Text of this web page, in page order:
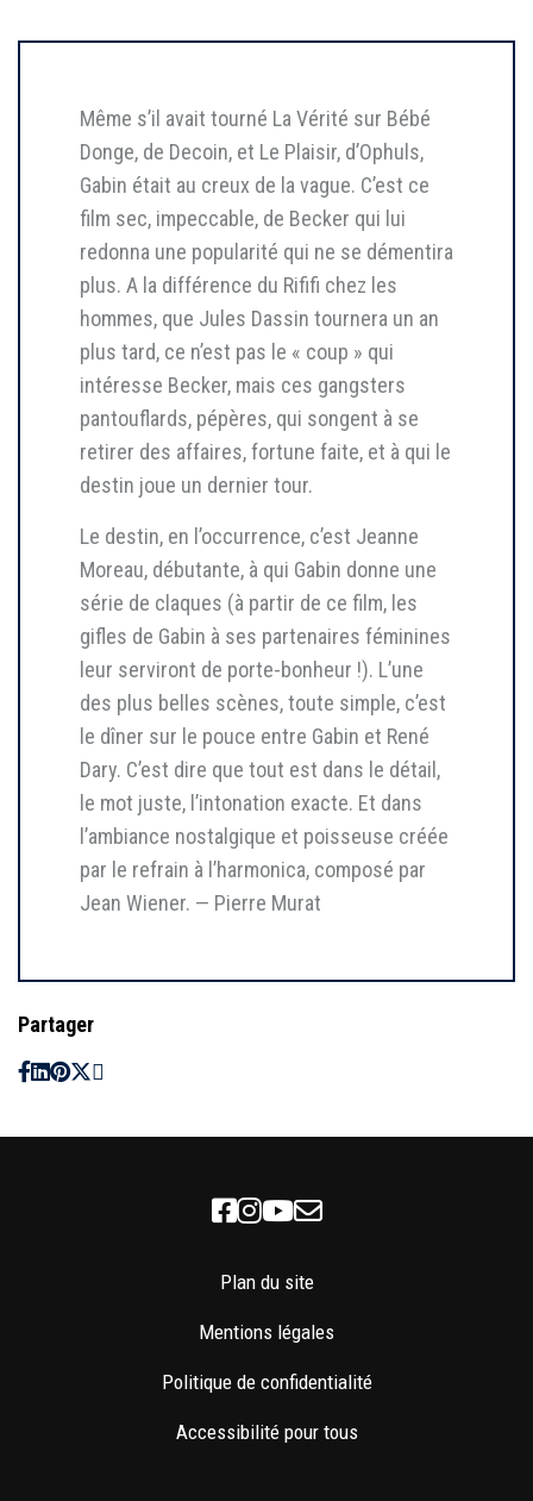
Même s’il avait tourné La Vérité sur Bébé
Donge, de Decoin, et Le Plaisir, d’Ophuls,
Gabin était au creux de la vague. C’est ce
film sec, impeccable, de Becker qui lui
redonna une popularité qui ne se démentira
plus. A la différence du Rififi chez les
hommes, que Jules Dassin tournera un an
plus tard, ce n’est pas le « coup » qui
intéresse Becker, mais ces gangsters
pantouflards, pépères, qui songent à se
retirer des affaires, fortune faite, et à qui le
destin joue un dernier tour.
Le destin, en l’occurrence, c’est Jeanne
Moreau, débutante, à qui Gabin donne une
série de claques (à partir de ce film, les
gifles de Gabin à ses partenaires féminines
leur serviront de porte-bonheur !). L’une
des plus belles scènes, toute simple, c’est
le dîner sur le pouce entre Gabin et René
Dary. C’est dire que tout est dans le détail,
le mot juste, l’intonation exacte. Et dans
l’ambiance nostalgique et poisseuse créée
par le refrain à l’harmonica, composé par
Jean Wiener. — Pierre Murat
Partager
Facebook
Instagram
Youtube
Newsletter
Plan du site
Mentions légales
Politique de confidentialité
Accessibilité pour tous